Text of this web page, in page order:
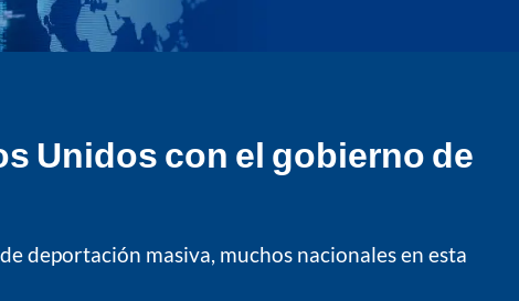
Unidos con el gobierno de
deportación masiva, muchos nacionales en esta